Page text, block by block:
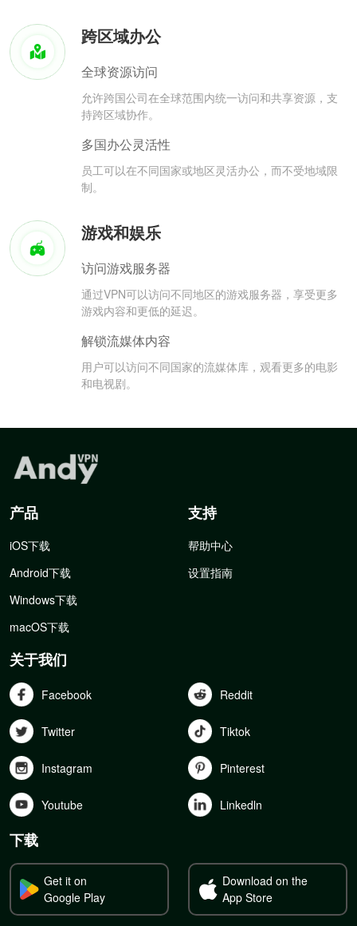
跨区域办公
全球资源访问
允许跨国公司在全球范围内统一访问和共享资源，支
持跨区域协作。
多国办公灵活性
员工可以在不同国家或地区灵活办公，而不受地域限
制。
游戏和娱乐
访问游戏服务器
通过VPN可以访问不同地区的游戏服务器，享受更多
游戏内容和更低的延迟。
解锁流媒体内容
用户可以访问不同国家的流媒体库，观看更多的电影
和电视剧。
产品
iOS下载
Android下载
Windows下载
macOS下载
支持
帮助中心
设置指南
关于我们
Facebook Reddit
Twitter Tiktok
Instagram Pinterest
Youtube Linkedln
下载
Get it on
Google Play
Download on the
App Store